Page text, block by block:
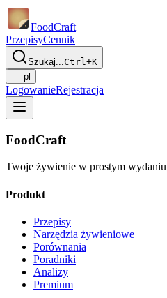
FoodCraft
PrzepisyCennik
Szukaj...Ctrl+K
pl
LogowanieRejestracja
FoodCraft
Twoje żywienie w prostym wydaniu
Produkt
Przepisy
Narzędzia żywieniowe
Porównania
Poradniki
Analizy
Premium